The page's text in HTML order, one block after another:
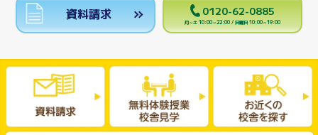
資料請求 0120-62-0885
月～土 10:00～22:00 / 日曜日 10:00～19:00